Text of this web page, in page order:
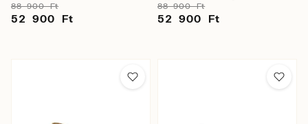
88 900 Ft
52 900 Ft
88 900 Ft
52 900 Ft